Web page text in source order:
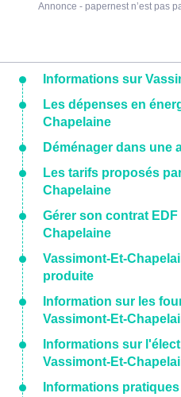
Annonce - papernest n’est pas
Informations sur
Les dépenses en
Chapelaine
Déménager dans une
Les tarifs proposés
Chapelaine
Gérer son contrat
Chapelaine
Vassimont-Et-
produite
Information sur les
Vassimont-Et-
Informations sur
Vassimont-Et-
Informations